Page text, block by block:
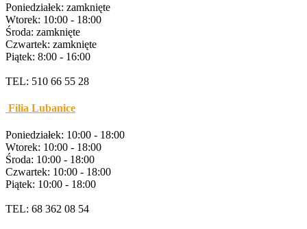
Poniedziałek: zamknięte
Wtorek: 10:00 - 18:00
Środa: zamknięte
Czwartek: zamknięte
Piątek: 8:00 - 16:00
TEL: 510 66 55 28
Filia Lubanice
Poniedziałek: 10:00 - 18:00
Wtorek: 10:00 - 18:00
Środa: 10:00 - 18:00
Czwartek: 10:00 - 18:00
Piątek: 10:00 - 18:00
TEL: 68 362 08 54